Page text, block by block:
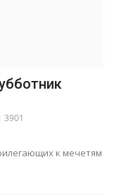
3901
к мечетям